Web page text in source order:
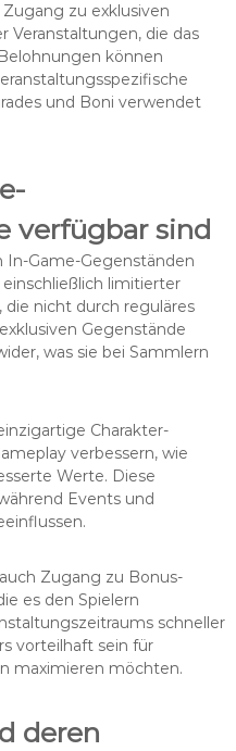
zu exklusiven
Veranstaltungen, die das
können
und Boni verwendet
verfügbar sind
In-Game-Gegenständen
limitierter
die nicht durch reguläres
Gegenstände
was sie bei Sammlern
Charakter-
verbessern, wie
Werte. Diese
Events und
Zugang zu Bonus-
es den Spielern
schneller
vorteilhaft sein für
maximieren möchten.
deren